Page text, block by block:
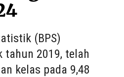
(BPS)
tahun 2019, telah
kelas pada 9,48